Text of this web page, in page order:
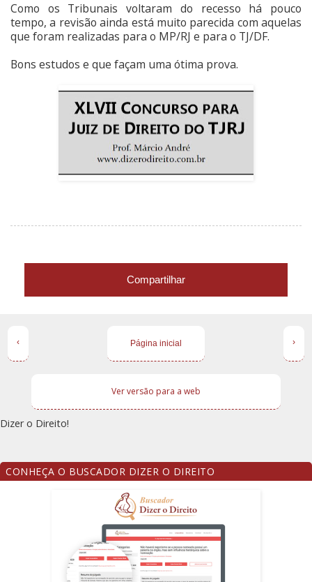
Como os Tribunais voltaram do recesso há pouco
tempo, a revisão ainda está muito parecida com aquelas
que foram realizadas para o MP/RJ e para o TJ/DF.
Bons estudos e que façam uma ótima prova.
Compartilhar
‹ ›
Página inicial
Ver versão para a web
Dizer o Direito!
CONHEÇA O BUSCADOR DIZER O DIREITO